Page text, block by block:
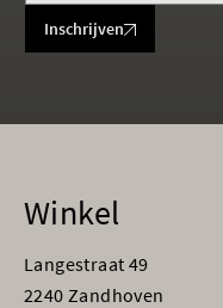
Inschrijven
Winkel
Langestraat 49
2240 Zandhoven